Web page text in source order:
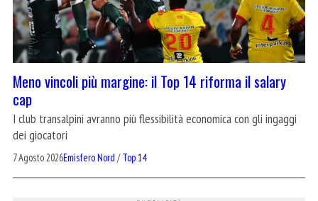
Meno vincoli più margine: il Top 14 riforma il salary
cap
I club transalpini avranno più flessibilità economica con gli ingaggi
dei giocatori
7 Agosto 2026Emisfero Nord /Top 14